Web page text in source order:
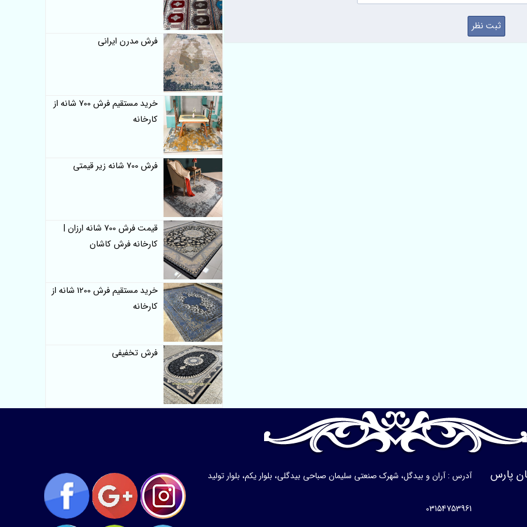
فرش مدرن ایرانی
خرید مستقیم فرش 700 شانه از
کارخانه
فرش 700 شانه زیر قیمتی
قیمت فرش 700 شانه ارزان |
کارخانه فرش کاشان
خرید مستقیم فرش 1200 شانه از
کارخانه
فرش تخفیفی
پارس آدرس : آران و بیدگل، شهرک صنعتی سلیمان صباحی بیدگلی، بلوار یکم، بلوار تولید
03154753961